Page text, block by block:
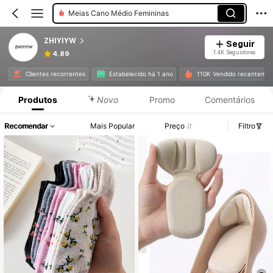
Meias Femininas Acima Da Panturrilha
ZHIYIYW
4.89
Seguir
1.4K Seguidores
Clientes recorrentes Estabelecido há 1 ano 110K Vendido
Produtos Novo Promo Comentários
Recomendar Mais Popular Preço Filtro